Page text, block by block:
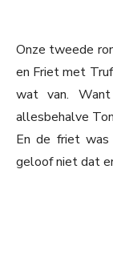
Onze tweede
en Friet met
wat van.
allesbehalve
En de friet
geloof niet dat